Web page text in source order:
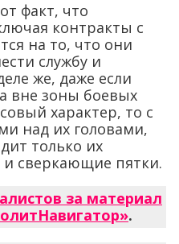
факт, что
контракты с
на то, что они
службу и
же, даже если
вне зоны боевых
характер, то с
над их головами,
только их
сверкающие пятки.
за материал
.